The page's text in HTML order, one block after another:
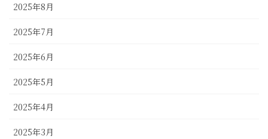
2025年8月
2025年7月
2025年6月
2025年5月
2025年4月
2025年3月